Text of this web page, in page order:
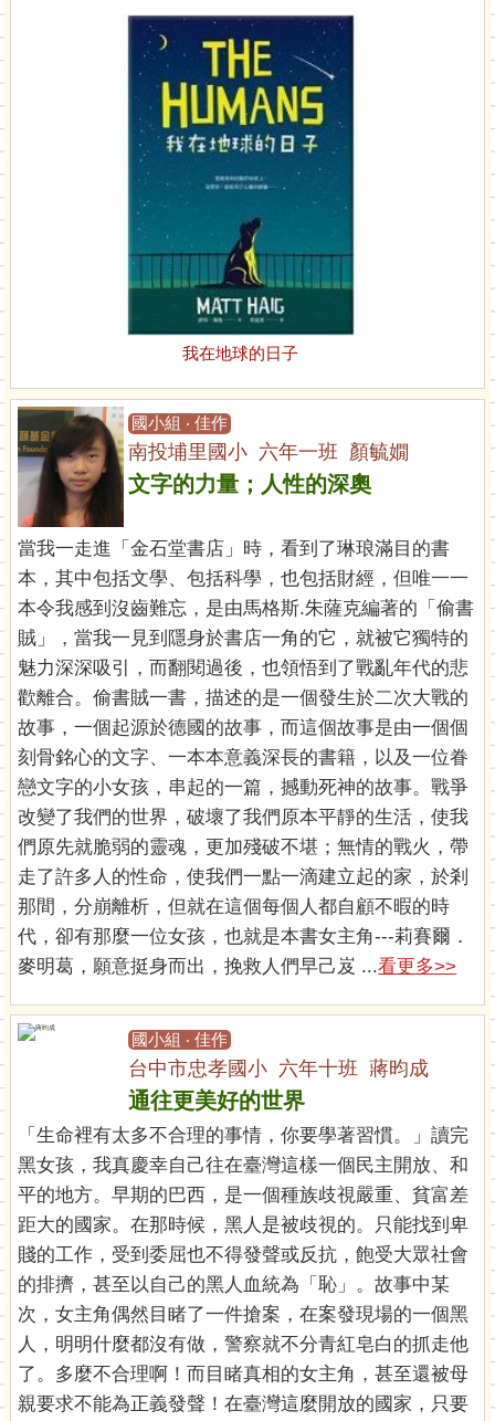
我在地球的日子
國小組 ‧ 佳作
南投埔里國小 六年一班 顏毓嫺
文字的力量；人性的深奧
當我一走進「金石堂書店」時，看到了琳琅滿目的書
本，其中包括文學、包括科學，也包括財經，但唯一一
本令我感到沒齒難忘，是由馬格斯.朱薩克編著的「偷書
賊」，當我一見到隱身於書店一角的它，就被它獨特的
魅力深深吸引，而翻閱過後，也領悟到了戰亂年代的悲
歡離合。偷書賊一書，描述的是一個發生於二次大戰的
故事，一個起源於德國的故事，而這個故事是由一個個
刻骨銘心的文字、一本本意義深長的書籍，以及一位眷
戀文字的小女孩，串起的一篇，撼動死神的故事。戰爭
改變了我們的世界，破壞了我們原本平靜的生活，使我
們原先就脆弱的靈魂，更加殘破不堪；無情的戰火，帶
走了許多人的性命，使我們一點一滴建立起的家，於剎
那間，分崩離析，但就在這個每個人都自顧不暇的時
代，卻有那麼一位女孩，也就是本書女主角---莉賽爾．
麥明葛，願意挺身而出，挽救人們早己岌 ...看更多>>
國小組 ‧ 佳作
台中市忠孝國小 六年十班 蔣昀成
通往更美好的世界
「生命裡有太多不合理的事情，你要學著習慣。」讀完
黑女孩，我真慶幸自己往在臺灣這樣一個民主開放、和
平的地方。早期的巴西，是一個種族歧視嚴重、貧富差
距大的國家。在那時候，黑人是被歧視的。只能找到卑
賤的工作，受到委屈也不得發聲或反抗，飽受大眾社會
的排擠，甚至以自己的黑人血統為「恥」。故事中某
次，女主角偶然目睹了一件搶案，在案發現場的一個黑
人，明明什麼都沒有做，警察就不分青紅皂白的抓走他
了。多麼不合理啊！而目睹真相的女主角，甚至還被母
親要求不能為正義發聲！在臺灣這麼開放的國家，只要